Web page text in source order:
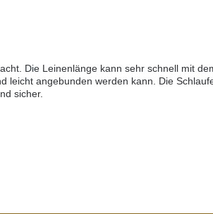
Die Leinenlänge kann sehr schnell mit
angebunden werden kann. Die
sicher.